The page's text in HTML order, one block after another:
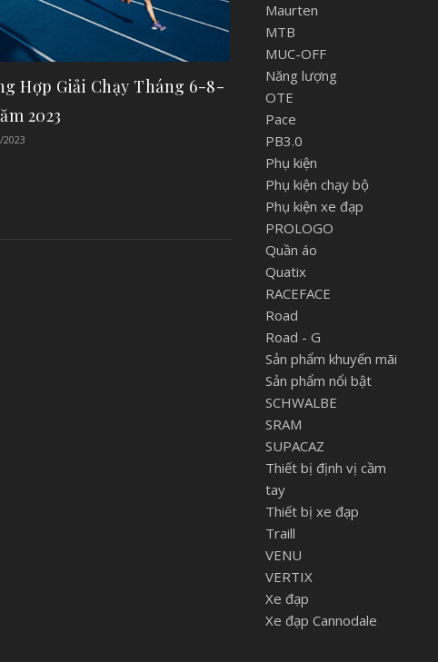
Hợp Giải Chạy Tháng 6-8-
2023
Maurten
MTB
MUC-OFF
Năng lượng
OTE
Pace
PB3.0
Phụ kiện
Phụ kiện chạy bộ
Phụ kiện xe đạp
PROLOGO
Quần áo
Quatix
RACEFACE
Road
Road - G
Sản phẩm khuyến mãi
Sản phẩm nổi bật
SCHWALBE
SRAM
SUPACAZ
Thiết bị định vị cầm
tay
Thiết bị xe đạp
Traill
VENU
VERTIX
Xe đạp
Xe đạp Cannodale